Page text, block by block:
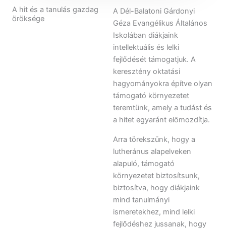
A hit és a tanulás gazdag
öröksége
A Dél-Balatoni Gárdonyi
Géza Evangélikus Általános
Iskolában diákjaink
intellektuális és lelki
fejlődését támogatjuk. A
keresztény oktatási
hagyományokra építve olyan
támogató környezetet
teremtünk, amely a tudást és
a hitet egyaránt előmozdítja.
Arra törekszünk, hogy a
lutheránus alapelveken
alapuló, támogató
környezetet biztosítsunk,
biztosítva, hogy diákjaink
mind tanulmányi
ismeretekhez, mind lelki
fejlődéshez jussanak, hogy